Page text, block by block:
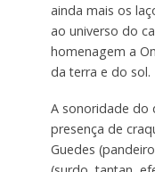
ainda mais os
ao universo do
homenagem a
da terra e do sol.
A sonoridade do
presença de
Guedes